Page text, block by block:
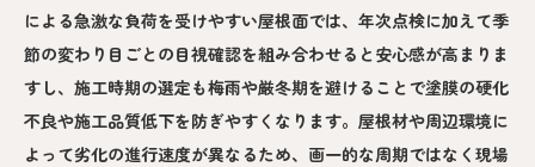
による急激な負荷を受けやすい屋根面では、年次点検に加えて季
節の変わり目ごとの目視確認を組み合わせると安心感が高まりま
すし、施工時期の選定も梅雨や厳冬期を避けることで塗膜の硬化
不良や施工品質低下を防ぎやすくなります。屋根材や周辺環境に
よって劣化の進行速度が異なるため、画一的な周期ではなく現場